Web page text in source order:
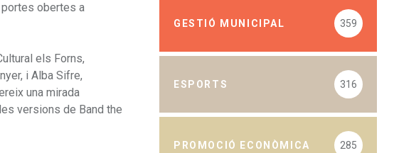
portes obertes a
els Forns,
i Alba Sifre,
una mirada
versions de Band the
GESTIÓ MUNICIPAL 359
ESPORTS 316
PROMOCIÓ ECONÒMICA 285